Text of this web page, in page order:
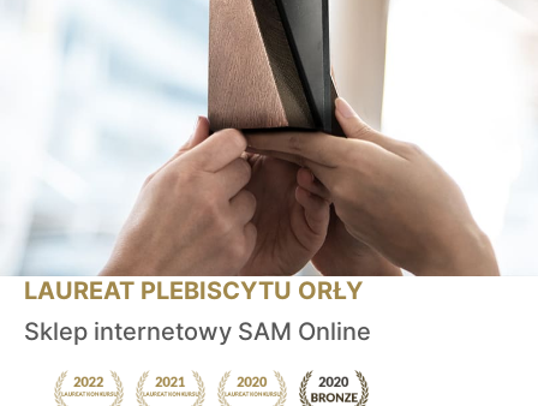
LAUREAT PLEBISCYTU ORŁY
Sklep internetowy SAM Online